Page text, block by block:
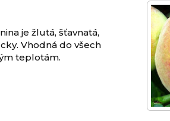
je žlutá, šťavnatá,
Vhodná do všech
teplotám.